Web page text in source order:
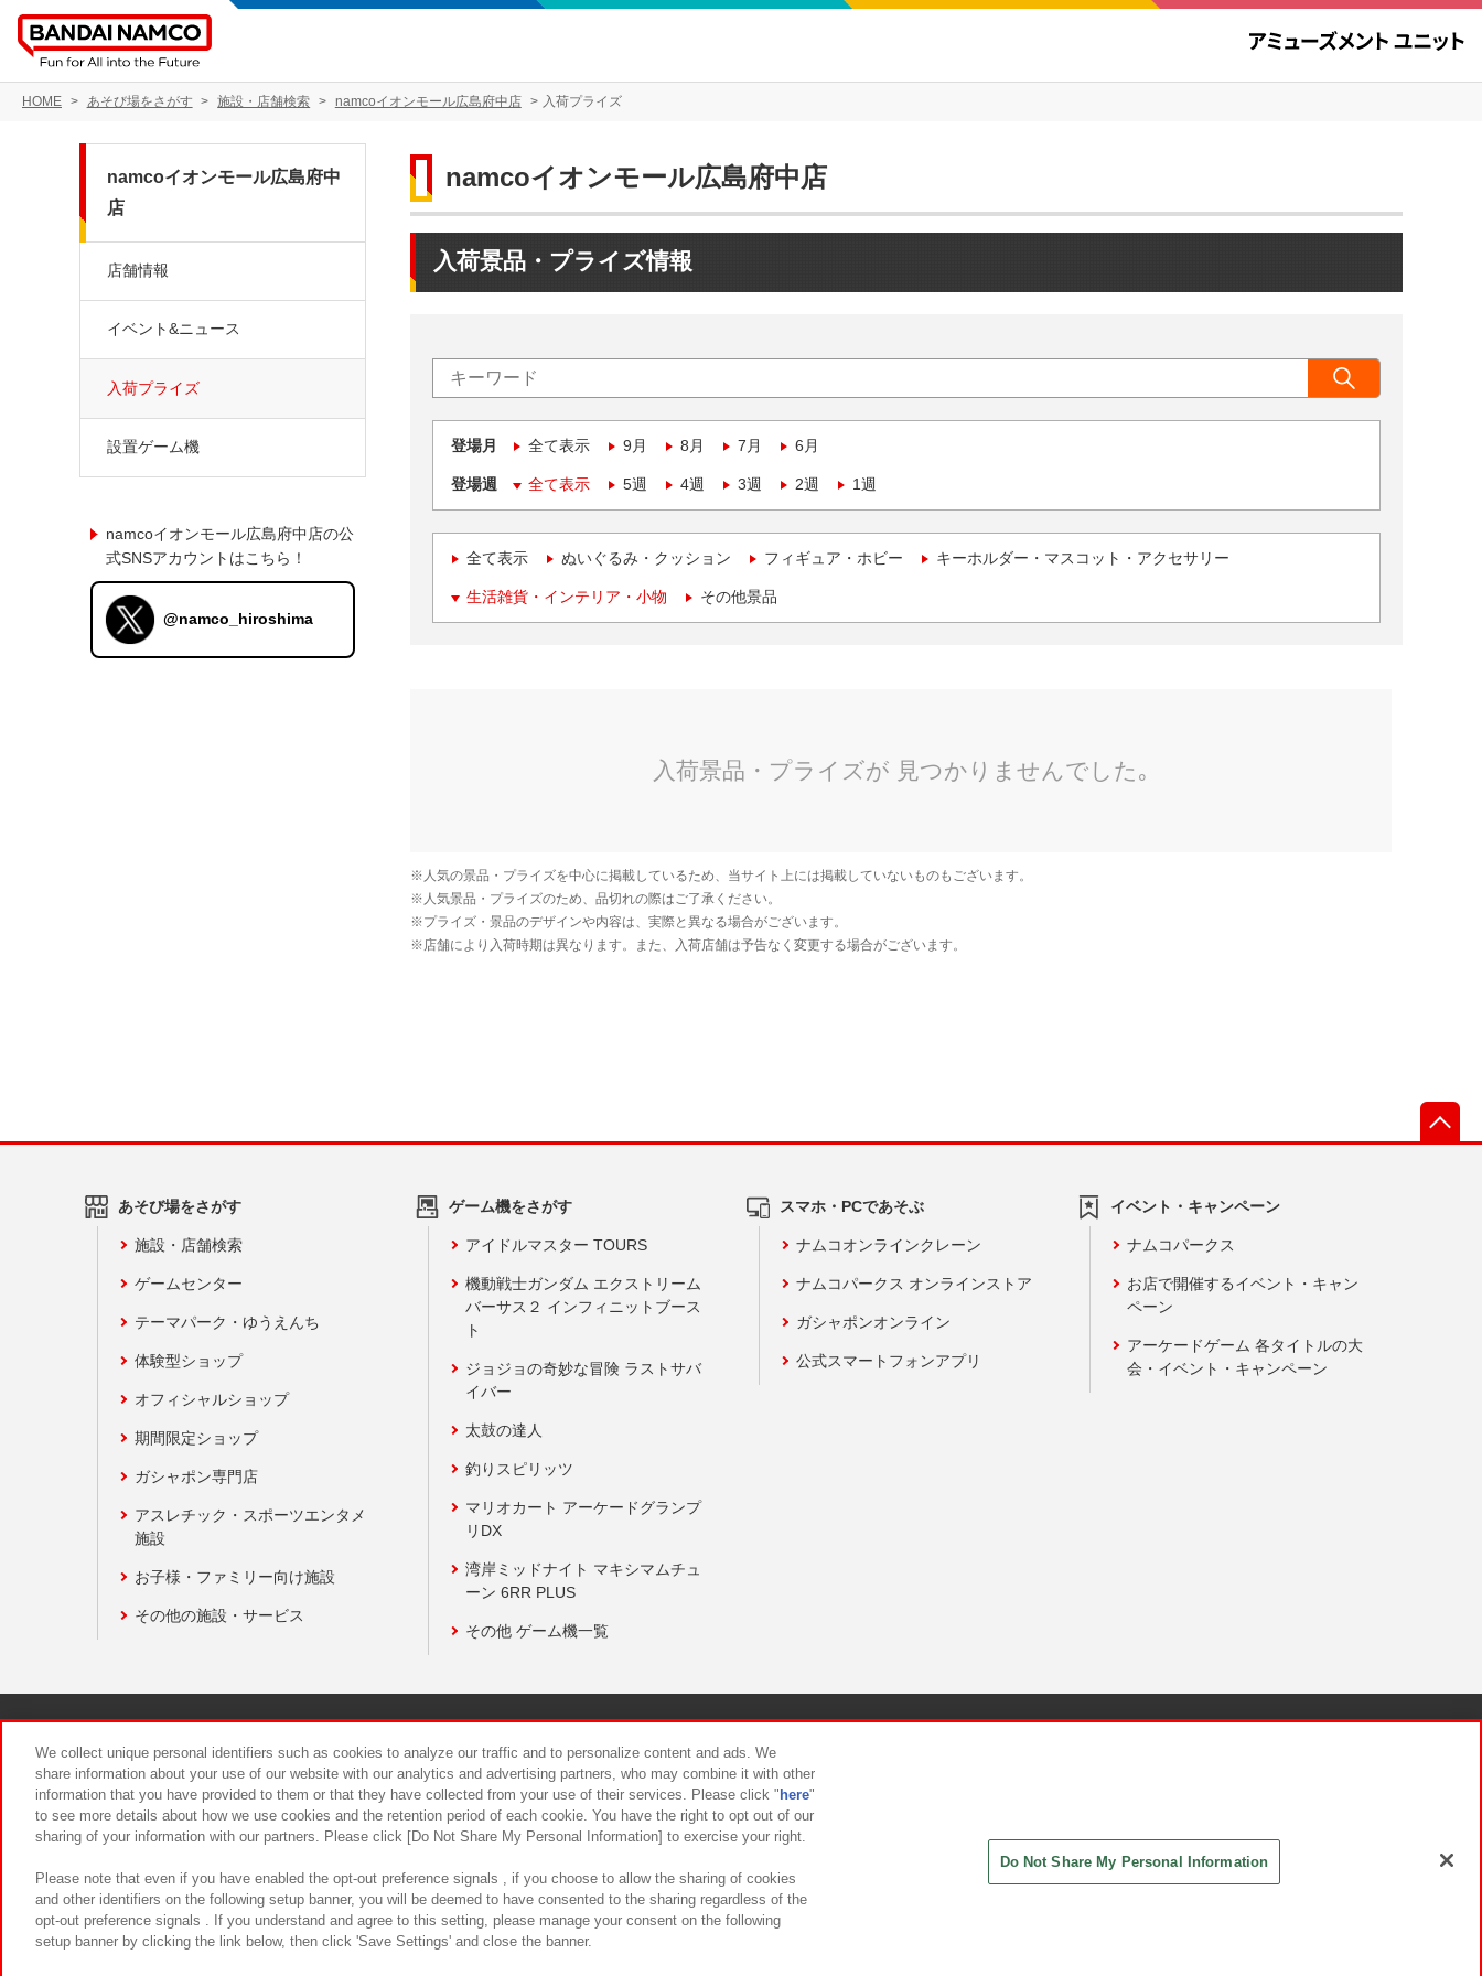
HOME あそび場をさがす 施設・店舗検索 namcoイオンモール広島府中店 入荷プライズ
namcoイオンモール広島府中店
入荷景品・プライズ情報
登場月 全て表示 9月 8月 7月 6月
登場週 全て表示 5週 4週 3週 2週 1週
全て表示 ぬいぐるみ・クッション フィギュア・ホビー キーホルダー・マスコット・アクセサリー
生活雑貨・インテリア・小物 その他景品
namcoイオンモール広島府中
店
店舗情報
イベント&ニュース
入荷プライズ
設置ゲーム機
namcoイオンモール広島府中店の公
式SNSアカウントはこちら！
@namco_hiroshima
あそび場をさがす
施設・店舗検索
ゲームセンター
テーマパーク・ゆうえんち
体験型ショップ
オフィシャルショップ
期間限定ショップ
ガシャポン専門店
アスレチック・スポーツエンタメ
施設
お子様・ファミリー向け施設
その他の施設・サービス
ゲーム機をさがす
アイドルマスター TOURS
機動戦士ガンダム エクストリーム
バーサス２ インフィニットブース
ト
ジョジョの奇妙な冒険 ラストサバ
イバー
太鼓の達人
釣りスピリッツ
マリオカート アーケードグランプ
リDX
湾岸ミッドナイト マキシマムチュ
ーン 6RR PLUS
その他 ゲーム機一覧
スマホ・PCであそぶ
ナムコオンラインクレーン
ナムコパークス オンラインストア
ガシャポンオンライン
公式スマートフォンアプリ
イベント・キャンペーン
ナムコパークス
お店で開催するイベント・キャン
ペーン
アーケードゲーム 各タイトルの大
会・イベント・キャンペーン
食品のご提供について カスタマーハラスメント対応方針
We collect unique personal identifiers such as cookies to analyze our traffic and to personalize content and ads. We
share information about your use of our website with our analytics and advertising partners, who may combine it with other
information that you have provided to them or that they have collected from your use of their services. Please click " here"
to see more details about how we use cookies and the retention period of each cookie. You have the right to opt out of our
sharing of your information with our partners. Please click [Do Not Share My Personal Information] to exercise your right.
Please note that even if you have enabled the opt-out preference signals , if you choose to allow the sharing of cookies
and other identifiers on the following setup banner, you will be deemed to have consented to the sharing regardless of the
opt-out preference signals . If you understand and agree to this setting, please manage your consent on the following
setup banner by clicking the link below, then click 'Save Settings' and close the banner.
Do Not Share My Personal Information